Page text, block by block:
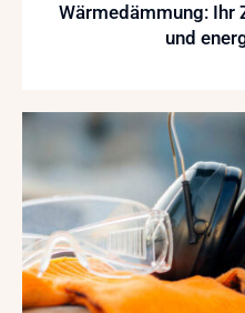
Wärmedämmung: Ihr
und